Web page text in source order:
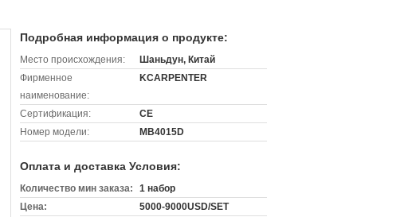
Подробная информация о продукте:
Место происхождения:
Шаньдун, Китай
Фирменное
наименование:
KCARPENTER
Сертификация:
CE
Номер модели:
MB4015D
Оплата и доставка Условия:
Количество мин заказа:
1 набор
Цена:
5000-9000USD/SET